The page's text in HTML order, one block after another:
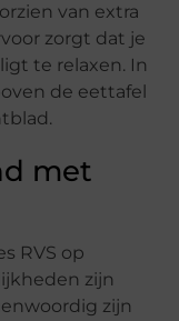
van extra
zorgt dat je
te relaxen. In
de eettafel
met
RVS op
zijn
zijn